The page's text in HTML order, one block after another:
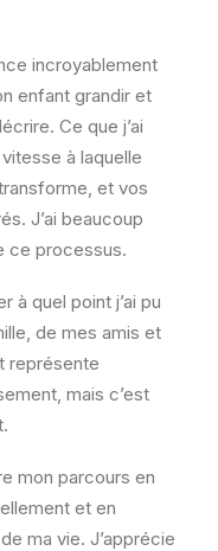
incroyablement
enfant grandir et
Ce que j’ai
à laquelle
et vos
J’ai beaucoup
ce processus.
à quel point j’ai pu
de mes amis et
représente
mais c’est
mon parcours en
et en
ma vie. J’apprécie